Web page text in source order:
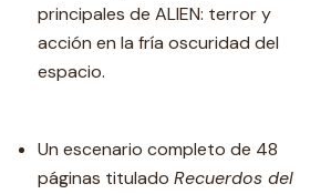
principales de ALIEN: terror y
acción en la fría oscuridad del
espacio.
Un escenario completo de 48
páginas titulado Recuerdos del